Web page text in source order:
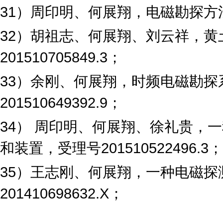
31）周印明、何展翔，电磁勘探
32）胡祖志、何展翔、刘云祥，
201510705849.3 ；
33）余刚、何展翔，时频电磁勘
201510649392.9 ；
34） 周印明、何展翔、徐礼贵，
和装置，受理号201510522496.3 ；
35）王志刚、何展翔，一种电磁
201410698632.X ；